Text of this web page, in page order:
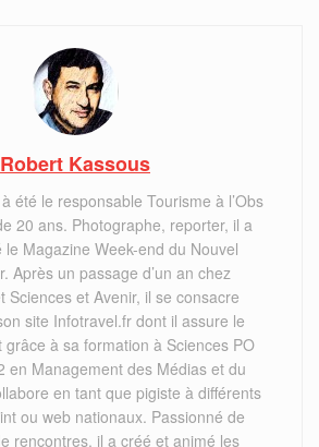
Robert Kassous
été le responsable Tourisme à l’Obs
20 ans. Photographe, reporter, il a
Magazine Week-end du Nouvel
Après un passage d’un an chez
Sciences et Avenir, il se consacre
site Infotravel.fr dont il assure le
grâce à sa formation à Sciences PO
en Management des Médias et du
en tant que pigiste à différents
ou web nationaux. Passionné de
rencontres, il a créé et animé les